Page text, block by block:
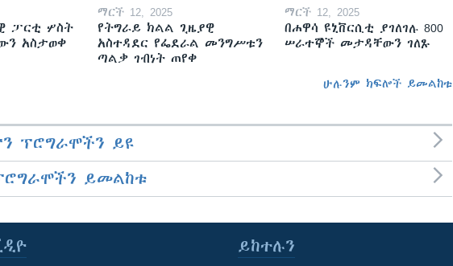
ፓርቲ ሦስት
አስታወቀ
ማርች 12, 2025
የትግራይ ክልል ጊዜያዊ
አስተዳደር የፌደራል መንግሥቱን
ጣልቃ ገብነት ጠየቀ
ማርች 12, 2025
በሐዋሳ ዩኒቨርሲቲ ያገለገሉ 800
ሠራተኞች መታዳቸውን ገለጹ
ሁሉንም ክፍሎች ይመልከቱ
ፕሮግራሞችን ይዩ
ይመልከቱ
ይከተሉን